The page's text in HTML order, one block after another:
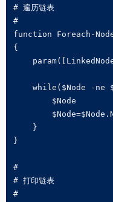
# 遍历链表
#
function Foreach-
{
while($Node -ne
        $Node
    }
}
#
# 打印链表
#